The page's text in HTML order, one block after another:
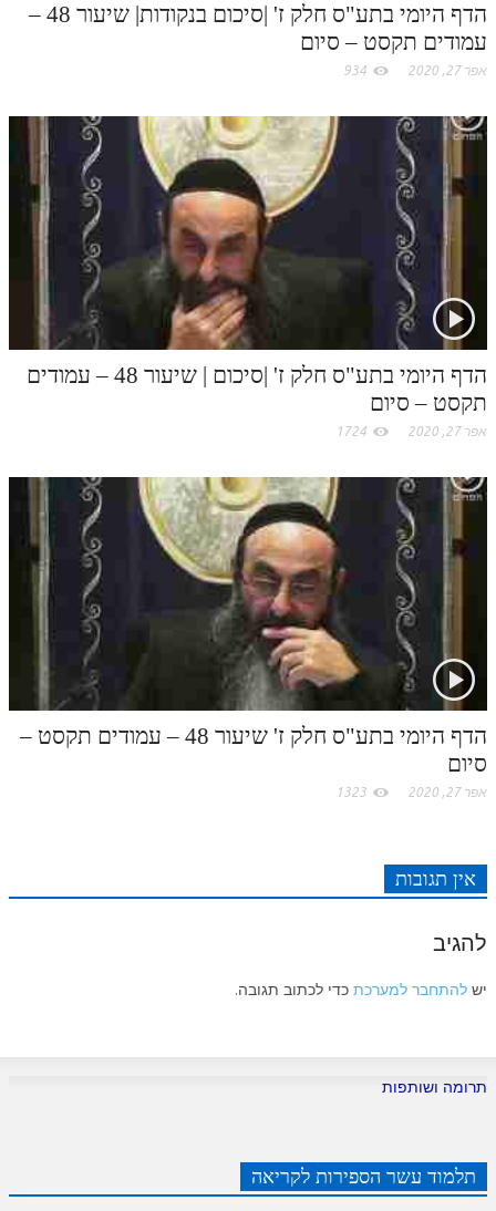
הדף היומי בתע"ס חלק ז' |סיכום בנקודות| שיעור 48 –
עמודים תקסט – סיום
אפר 27, 2020 934
הדף היומי בתע"ס חלק ז' |סיכום | שיעור 48 – עמודים
תקסט – סיום
אפר 27, 2020 1724
הדף היומי בתע"ס חלק ז' שיעור 48 – עמודים תקסט –
סיום
אפר 27, 2020 1323
אין תגובות
להגיב
יש להתחבר למערכת כדי לכתוב תגובה.
תרומה ושותפות
תלמוד עשר הספירות לקריאה